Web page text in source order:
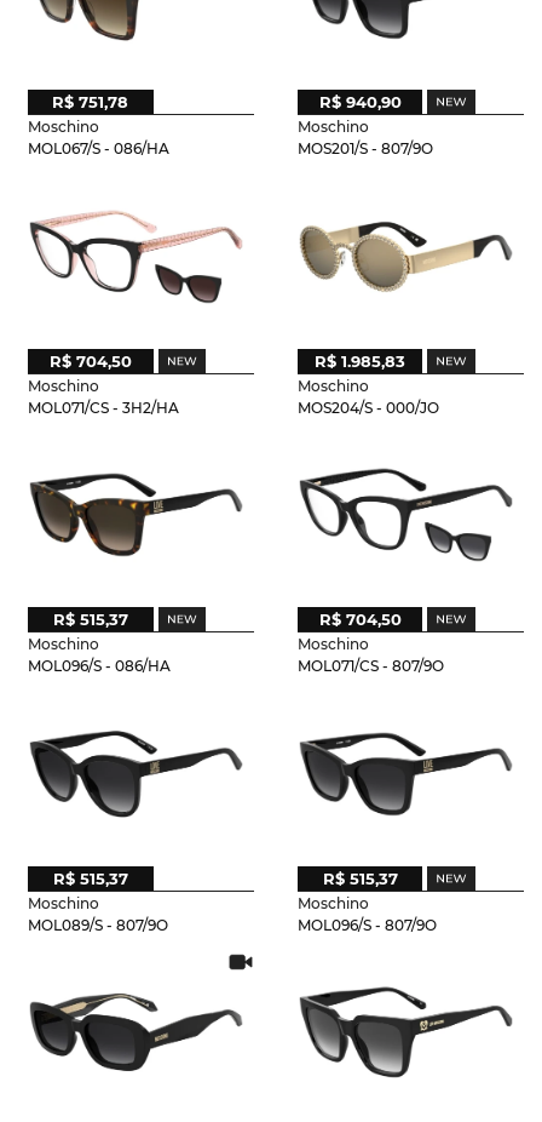
Moschino
MOL067/S - 086/HA
R$ 751,78
Moschino
MOS201/S - 807/9O
R$ 940,90
Moschino
MOL071/CS - 3H2/HA
R$ 704,50
Moschino
MOS204/S - 000/JO
R$ 1.985,83
Moschino
MOL096/S - 086/HA
R$ 515,37
Moschino
MOL071/CS - 807/9O
R$ 704,50
Moschino
MOL089/S - 807/9O
R$ 515,37
Moschino
MOL096/S - 807/9O
R$ 515,37